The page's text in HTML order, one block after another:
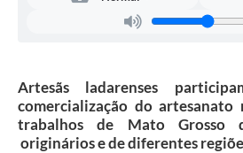
Artesãs ladarenses
comercialização do artesanato
trabalhos de Mato Grosso
originários e de diferentes